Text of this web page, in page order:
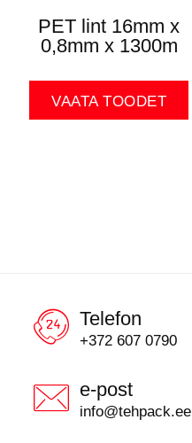
PET lint 16mm x
0,8mm x 1300m
VAATA TOODET
Telefon
+372 607 0790
e-post
info@tehpack.ee